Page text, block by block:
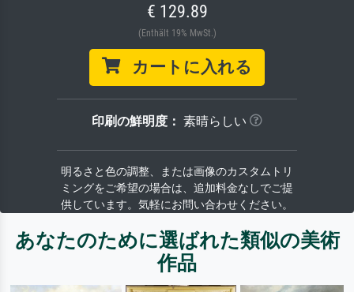
€ 129.89
(Enthält 19% MwSt.)
カートに入れる
印刷の鮮明度： 素晴らしい
明るさと色の調整、または画像のカスタムトリ
ミングをご希望の場合は、追加料金なしでご提
供しています。気軽にお問い合わせください。
あなたのために選ばれた類似の美術
作品